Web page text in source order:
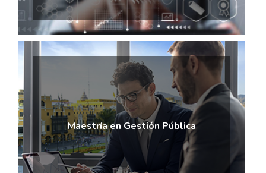
Maestría en Gestión Pública